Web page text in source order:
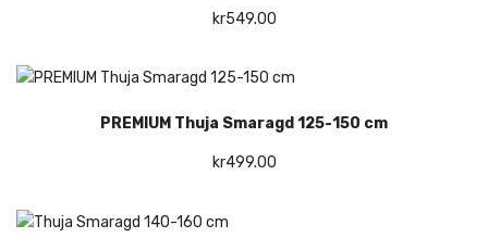
PREMIUM Thuja Smaragd 125-150 cm
kr499.00
kr549.00